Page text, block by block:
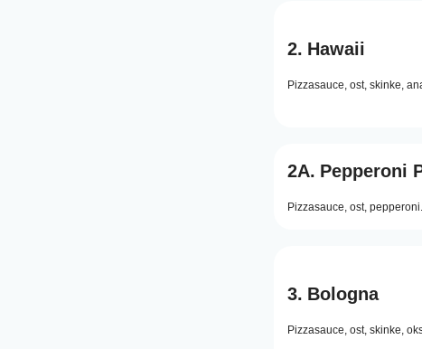
2. Hawaii
Pizzasauce, ost, skinke,
2A. Pepperoni
Pizzasauce, ost, pepperoni.
3. Bologna
Pizzasauce, ost, skinke,